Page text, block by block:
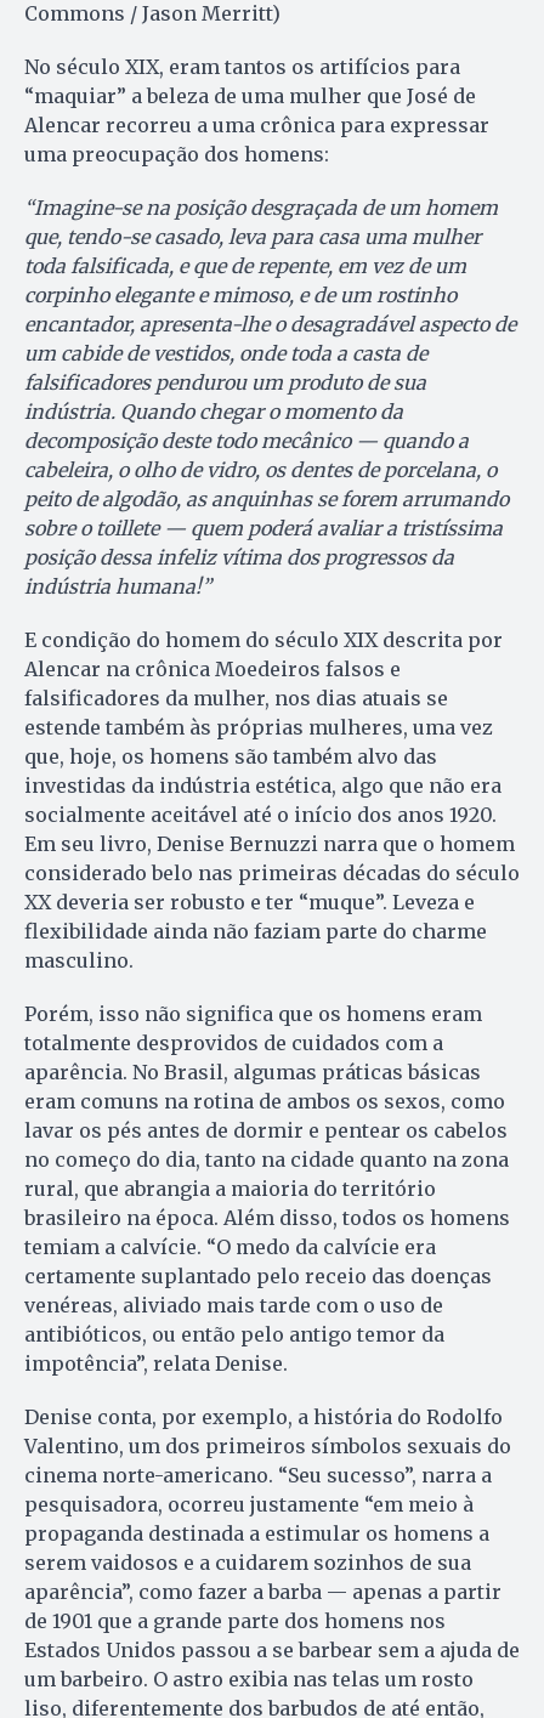
Commons / Jason Merritt)
No século XIX, eram tantos os artifícios para
“maquiar” a beleza de uma mulher que José de
Alencar recorreu a uma crônica para expressar
uma preocupação dos homens:
“Imagine-se na posição desgraçada de um homem
que, tendo-se casado, leva para casa uma mulher
toda falsificada, e que de repente, em vez de um
corpinho elegante e mimoso, e de um rostinho
encantador, apresenta-lhe o desagradável aspecto de
um cabide de vestidos, onde toda a casta de
falsificadores pendurou um produto de sua
indústria. Quando chegar o momento da
decomposição deste todo mecânico — quando a
cabeleira, o olho de vidro, os dentes de porcelana, o
peito de algodão, as anquinhas se forem arrumando
sobre o toillete — quem poderá avaliar a tristíssima
posição dessa infeliz vítima dos progressos da
indústria humana!”
E condição do homem do século XIX descrita por
Alencar na crônica Moedeiros falsos e
falsificadores da mulher, nos dias atuais se
estende também às próprias mulheres, uma vez
que, hoje, os homens são também alvo das
investidas da indústria estética, algo que não era
socialmente aceitável até o início dos anos 1920.
Em seu livro, Denise Bernuzzi narra que o homem
considerado belo nas primeiras décadas do século
XX deveria ser robusto e ter “muque”. Leveza e
flexibilidade ainda não faziam parte do charme
masculino.
Porém, isso não significa que os homens eram
totalmente desprovidos de cuidados com a
aparência. No Brasil, algumas práticas básicas
eram comuns na rotina de ambos os sexos, como
lavar os pés antes de dormir e pentear os cabelos
no começo do dia, tanto na cidade quanto na zona
rural, que abrangia a maioria do território
brasileiro na época. Além disso, todos os homens
temiam a calvície. “O medo da calvície era
certamente suplantado pelo receio das doenças
venéreas, aliviado mais tarde com o uso de
antibióticos, ou então pelo antigo temor da
impotência”, relata Denise.
Denise conta, por exemplo, a história do Rodolfo
Valentino, um dos primeiros símbolos sexuais do
cinema norte-americano. “Seu sucesso”, narra a
pesquisadora, ocorreu justamente “em meio à
propaganda destinada a estimular os homens a
serem vaidosos e a cuidarem sozinhos de sua
aparência”, como fazer a barba — apenas a partir
de 1901 que a grande parte dos homens nos
Estados Unidos passou a se barbear sem a ajuda de
um barbeiro. O astro exibia nas telas um rosto
liso, diferentemente dos barbudos de até então,